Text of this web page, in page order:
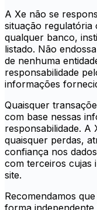
A Xe não se
situação regulatória
qualquer banco,
listado. Não
de nenhuma
responsabilidade
informações
Quaisquer
com base nessas
responsabilidade.
quaisquer perdas,
confiança nos
com terceiros cujas
site.
Recomendamos